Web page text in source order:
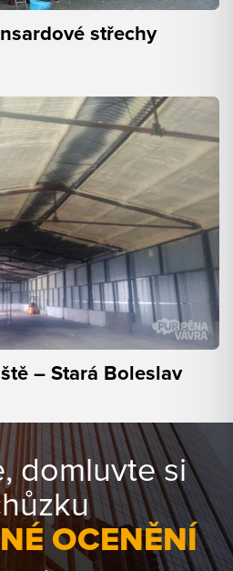
střechy
– Stará Boleslav
domluvte si
OCENĚNÍ